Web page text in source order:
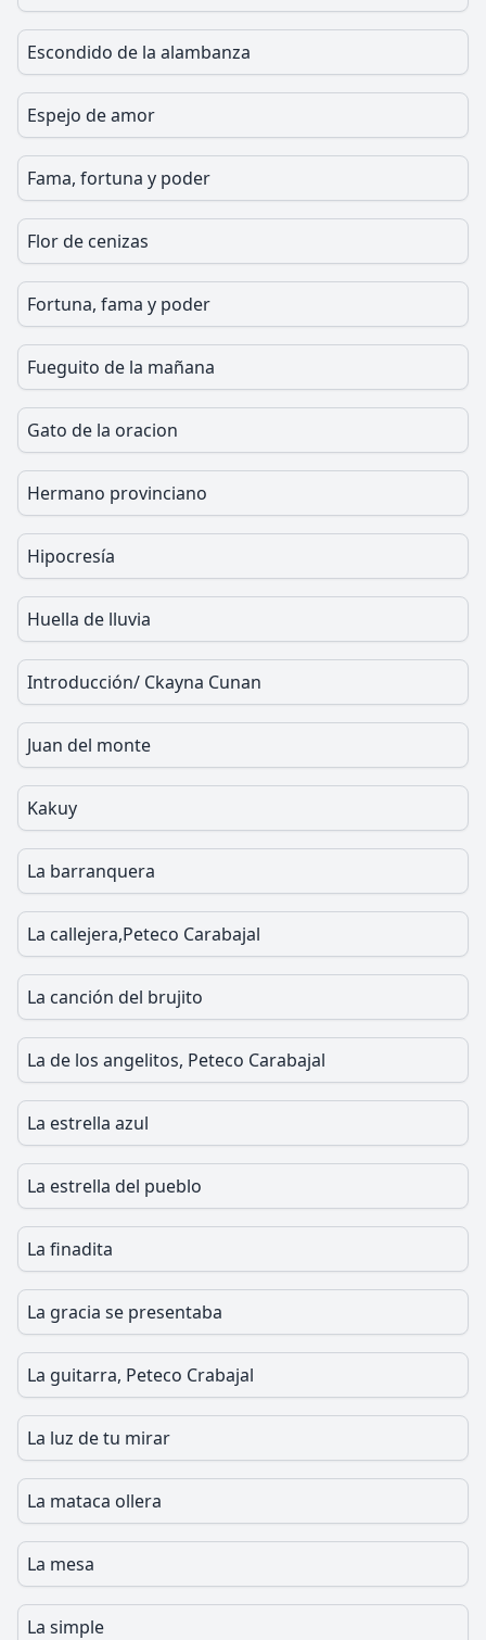
Escondido de la alambanza
Espejo de amor
Fama, fortuna y poder
Flor de cenizas
Fortuna, fama y poder
Fueguito de la mañana
Gato de la oracion
Hermano provinciano
Hipocresía
Huella de lluvia
Introducción/ Ckayna Cunan
Juan del monte
Kakuy
La barranquera
La callejera,Peteco Carabajal
La canción del brujito
La de los angelitos, Peteco Carabajal
La estrella azul
La estrella del pueblo
La finadita
La gracia se presentaba
La guitarra, Peteco Crabajal
La luz de tu mirar
La mataca ollera
La mesa
La simple